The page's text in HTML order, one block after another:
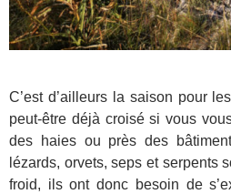
C’est d’ailleurs la saison pour
peut-être déjà croisé si vous
des haies ou près des
lézards, orvets, seps et serpents
froid, ils ont donc besoin de